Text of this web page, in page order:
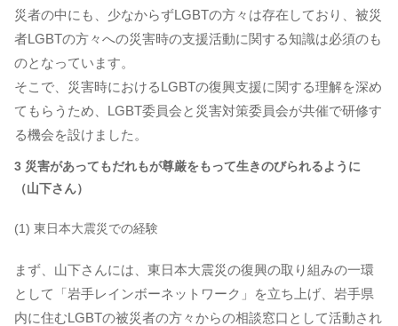
災者の中にも、少なからずLGBTの方々は存在しており、被災
者LGBTの方々への災害時の支援活動に関する知識は必須のも
のとなっています。
そこで、災害時におけるLGBTの復興支援に関する理解を深め
てもらうため、LGBT委員会と災害対策委員会が共催で研修す
る機会を設けました。
3 災害があってもだれもが尊厳をもって生きのびられるように
（山下さん）
(1) 東日本大震災での経験
まず、山下さんには、東日本大震災の復興の取り組みの一環
として「岩手レインボーネットワーク」を立ち上げ、岩手県
内に住むLGBTの被災者の方々からの相談窓口として活動され